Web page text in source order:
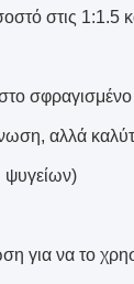
στις 1:1.5
αλλά
ψυγείων)
για να το